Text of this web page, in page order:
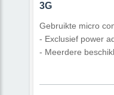
3G
Gebruikte micro
- Exclusief power
- Meerdere